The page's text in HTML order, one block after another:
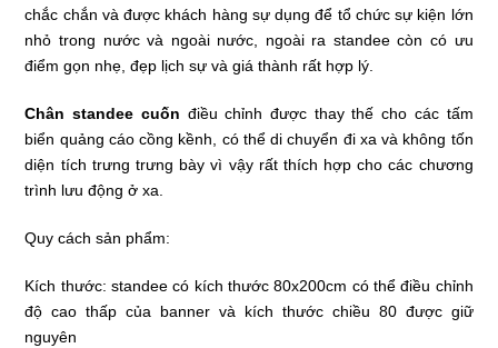
chắc chắn và được khách hàng sự dụng để tổ chức sự kiện lớn
nhỏ trong nước và ngoài nước, ngoài ra standee còn có ưu
điểm gọn nhẹ, đẹp lịch sự và giá thành rất hợp lý.
Chân standee cuốn điều chỉnh được thay thế cho các tấm
biển quảng cáo cồng kềnh, có thể di chuyển đi xa và không tốn
diện tích trưng trưng bày vì vậy rất thích hợp cho các chương
trình lưu động ở xa.
Quy cách sản phẩm:
Kích thước: standee có kích thước 80x200cm có thể điều chỉnh
độ cao thấp của banner và kích thước chiều 80 được giữ
nguyên